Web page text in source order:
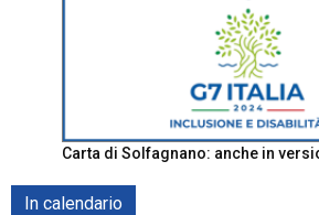
Carta di Solfagnano: anche in
In calendario